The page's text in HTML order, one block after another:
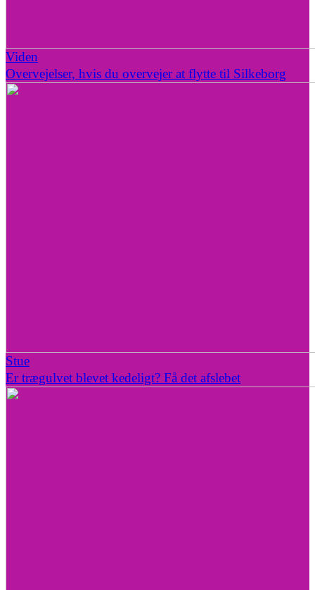
Viden
Overvejelser, hvis du overvejer at flytte til Silkeborg
Stue
Er trægulvet blevet kedeligt? Få det afslebet